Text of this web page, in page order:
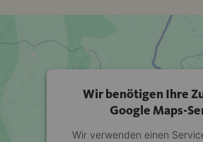
Wir benötigen Ihre
Google Maps-
Wir verwenden einen